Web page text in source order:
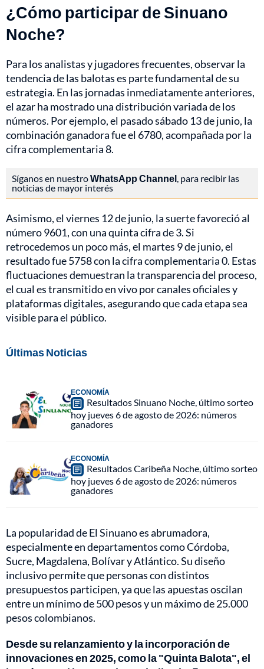
¿Cómo participar de Sinuano
Noche?
Para los analistas y jugadores frecuentes, observar la
tendencia de las balotas es parte fundamental de su
estrategia. En las jornadas inmediatamente anteriores,
el azar ha mostrado una distribución variada de los
números. Por ejemplo, el pasado sábado 13 de junio, la
combinación ganadora fue el 6780, acompañada por la
cifra complementaria 8.
Síganos en nuestroWhatsApp Channel, para recibir las
noticias de mayor interés
Asimismo, el viernes 12 de junio, la suerte favoreció al
número 9601, con una quinta cifra de 3. Si
retrocedemos un poco más, el martes 9 de junio, el
resultado fue 5758 con la cifra complementaria 0. Estas
fluctuaciones demuestran la transparencia del proceso,
el cual es transmitido en vivo por canales oficiales y
plataformas digitales, asegurando que cada etapa sea
visible para el público.
Últimas Noticias
ECONOMÍA
Resultados Sinuano Noche, último sorteo
hoy jueves 6 de agosto de 2026: números
ganadores
ECONOMÍA
Resultados Caribeña Noche, último sorteo
hoy jueves 6 de agosto de 2026: números
ganadores
La popularidad de El Sinuano es abrumadora,
especialmente en departamentos como Córdoba,
Sucre, Magdalena, Bolívar y Atlántico. Su diseño
inclusivo permite que personas con distintos
presupuestos participen, ya que las apuestas oscilan
entre un mínimo de 500 pesos y un máximo de 25.000
pesos colombianos.
Desde su relanzamiento y la incorporación de
innovaciones en 2025, como la "Quinta Balota", el